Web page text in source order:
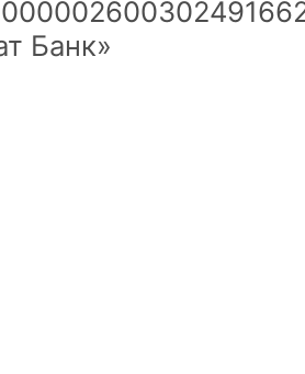
Банк»